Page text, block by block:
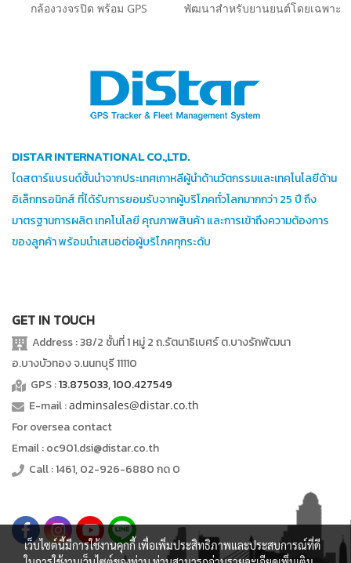
กล้องวงจรปิด พร้อม GPS
พัฒนาสำหรับยานยนต์โดยเฉพาะ
DISTAR INTERNATIONAL CO.,LTD.
ไดสตาร์แบรนด์ชั้นนำจากประเทศเกาหลีผู้นำด้านวัตกรรมและเทคโนโลยีด้าน
อิเล็กทรอนิกส์ ที่ได้รับการยอมรับจากผู้บริโภคทั่วโลกมากกว่า 25 ปี ถึง
มาตรฐานการผลิต เทคโนโลยี คุณภาพสินค้า และการเข้าถึงความต้องการ
ของลูกค้า พร้อมนำเสนอต่อผู้บริโภคทุกระดับ
GET IN TOUCH
Address : 38/2 ชั้นที่ 1 หมู่ 2 ถ.รัตนาธิเบศร์ ต.บางรักพัฒนา
อ.บางบัวทอง จ.นนทบุรี 11110
GPS :13.875033, 100.427549
E-mail :adminsales@distar.co.th
For oversea contact
Email : oc901.dsi@distar.co.th
Call : 1461, 02-926-6880 กด 0
เว็บไซต์นี้มีการใช้งานคุกกี้ เพื่อเพิ่มประสิทธิภาพและประสบการณ์ที่ดี